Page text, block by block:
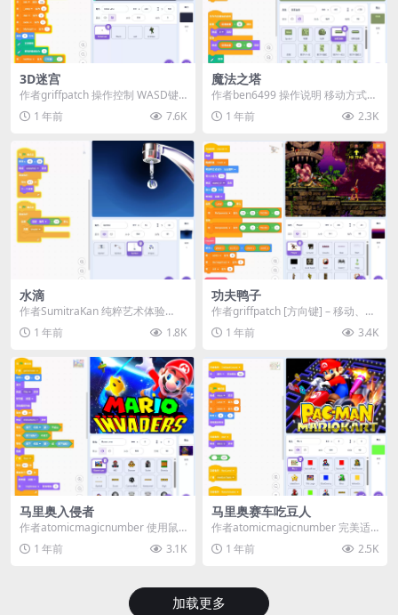
3D迷宫​
作者griffpatch 操作控制​​ WASD键
移动，方向键环视四周 空格键跳...
1 年前 7.6K
魔法之塔
作者ben6499 操作说明​​ ​​移动方式​​
🎮 方向键移动（支持键盘↑↓...
1 年前 2.3K
水滴
作者SumitraKan 纯粹艺术体验​​
——只需静赏，感受每一帧的视觉
诗意—...
1 年前 1.8K
功夫鸭子
作者griffpatch [方向键]​​ – 移动、跳
跃和蹲下/隐藏...
1 年前 3.4K
马里奥入侵者​
作者atomicmagicnumber 使用鼠
标、方向键或A/D键移动 按空格
键...1 年前 3.1K
马里奥赛车吃豆人
作者atomicmagicnumber 完美适
配iPad、iPhone及触屏设备...
1 年前 2.5K
加载更多